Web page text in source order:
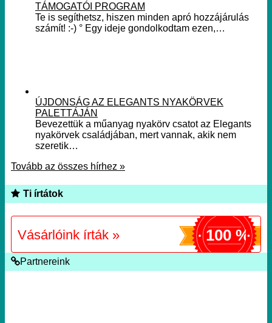
TÁMOGATÓI PROGRAM
Te is segíthetsz, hiszen minden apró hozzájárulás
számít! :-) ° Egy ideje gondolkodtam ezen,…
ÚJDONSÁG AZ ELEGANTS NYAKÖRVEK
PALETTÁJÁN
Bevezettük a műanyag nyakörv csatot az Elegants
nyakörvek családjában, mert vannak, akik nem
szeretik…
Tovább az összes hírhez »
Ti írtátok
Vásárlóink írták » 100 %
Partnereink